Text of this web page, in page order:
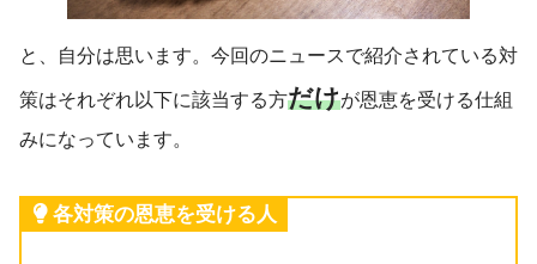
と、自分は思います。今回のニュースで紹介されている対
策はそれぞれ以下に該当する方だけが恩恵を受ける仕組
みになっています。
各対策の恩恵を受ける人